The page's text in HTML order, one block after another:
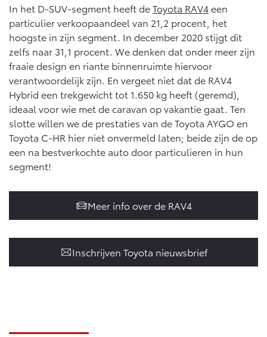
In het D-SUV-segment heeft deToyota RAV4een
particulier verkoopaandeel van 21,2 procent, het
hoogste in zijn segment. In december 2020 stijgt dit
zelfs naar 31,1 procent. We denken dat onder meer zijn
fraaie design en riante binnenruimte hiervoor
verantwoordelijk zijn. En vergeet niet dat de RAV4
Hybrid een trekgewicht tot 1.650 kg heeft (geremd),
ideaal voor wie met de caravan op vakantie gaat. Ten
slotte willen we de prestaties van de Toyota AYGO en
Toyota C-HR hier niet onvermeld laten; beide zijn de op
een na bestverkochte auto door particulieren in hun
segment!
Meer info over de RAV4
Inschrijven Toyota nieuwsbrief